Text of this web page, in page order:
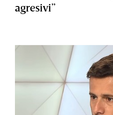
agresivi”